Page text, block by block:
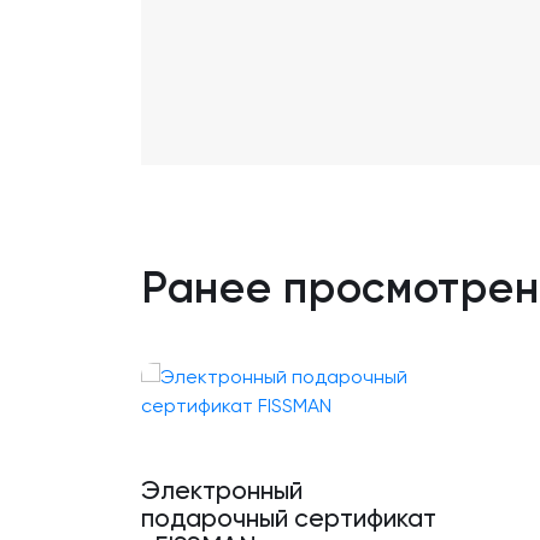
Ранее
Электронный
подарочный сертификат